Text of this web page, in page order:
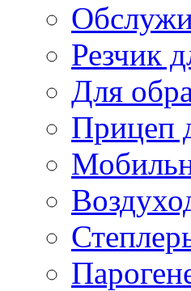
Резчик
Для
Прицеп